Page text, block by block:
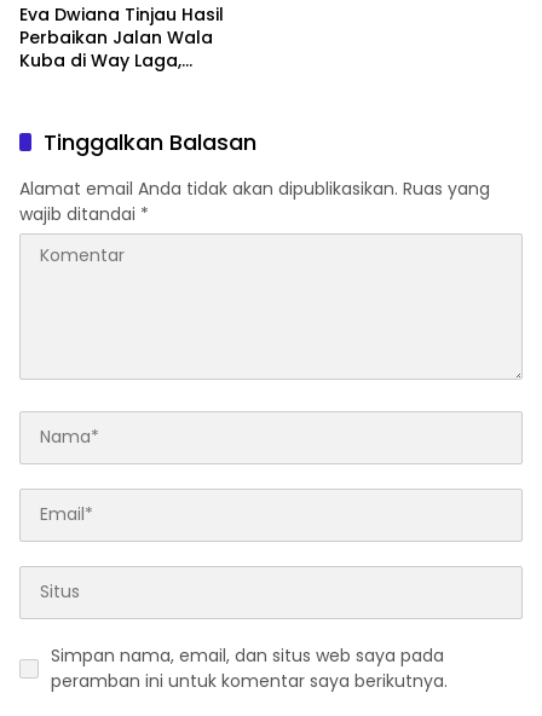
Eva Dwiana Tinjau Hasil
Perbaikan Jalan Wala
Kuba di Way Laga,
Tinggalkan Balasan
Alamat email Anda tidak akan dipublikasikan. Ruas yang
wajib ditandai *
Simpan nama, email, dan situs web saya pada
peramban ini untuk komentar saya berikutnya.